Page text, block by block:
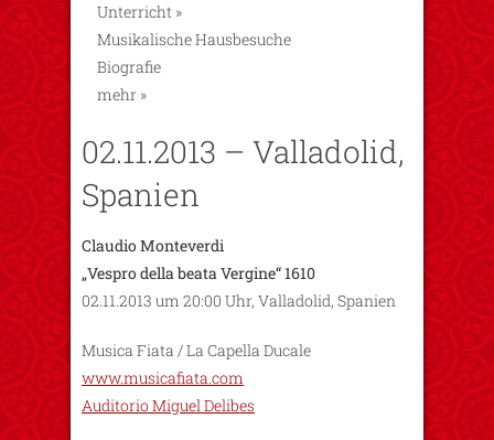
Unterricht »
Musikalische Hausbesuche
Biografie
mehr »
02.11.2013 – Valladolid,
Spanien
Claudio Monteverdi
„Vespro della beata Vergine“ 1610
02.11.2013 um 20:00 Uhr, Valladolid, Spanien
Musica Fiata / La Capella Ducale
www.musicafiata.com
Auditorio Miguel Delibes